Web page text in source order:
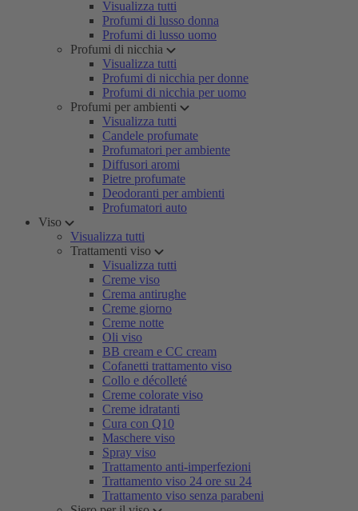
Visualizza tutti
Profumi di lusso donna
Profumi di lusso uomo
Profumi di nicchia
Visualizza tutti
Profumi di nicchia per donne
Profumi di nicchia per uomo
Profumi per ambienti
Visualizza tutti
Candele profumate
Profumatori per ambiente
Diffusori aromi
Pietre profumate
Deodoranti per ambienti
Profumatori auto
Viso
Visualizza tutti
Trattamenti viso
Visualizza tutti
Creme viso
Crema antirughe
Creme giorno
Creme notte
Oli viso
BB cream e CC cream
Cofanetti trattamento viso
Collo e décolleté
Creme colorate viso
Creme idratanti
Cura con Q10
Maschere viso
Spray viso
Trattamento anti-imperfezioni
Trattamento viso 24 ore su 24
Trattamento viso senza parabeni